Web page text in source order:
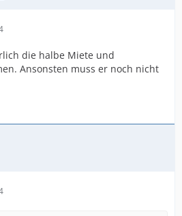
die halbe Miete und
Ansonsten muss er noch nicht